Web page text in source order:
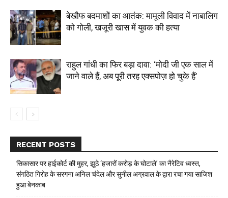
बेखौफ बदमाशों का आतंक: मामूली विवाद में नाबालिग
को गोली, खजूरी खास में युवक की हत्या
राहुल गांधी का फिर बड़ा दावा: ‘मोदी जी एक साल में
जाने वाले हैं, अब पूरी तरह एक्सपोज़ हो चुके हैं’
RECENT POSTS
सिकासार पर हाईकोर्ट की मुहर, झूठे ‘हजारों करोड़ के घोटाले’ का नैरेटिव ध्वस्त,
संगठित गिरोह के सरगना अनिल चंदेल और सुनील अग्रवाल के द्वारा रचा गया साजिश
हुआ बेनकाब